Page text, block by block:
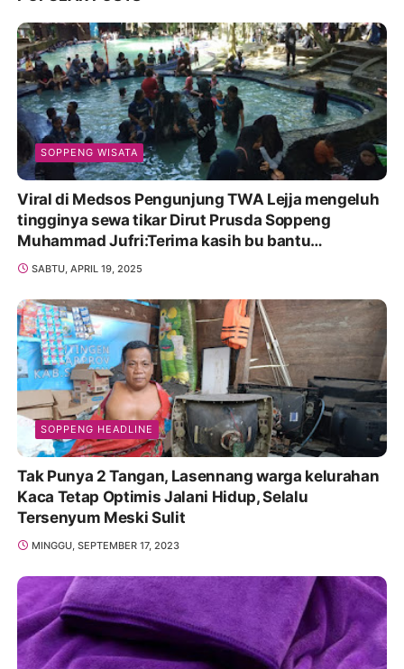
SOPPENG WISATA
Viral di Medsos Pengunjung TWA Lejja mengeluh
tingginya sewa tikar Dirut Prusda Soppeng
Muhammad Jufri:Terima kasih bu bantu
Promosikan
SABTU, APRIL 19, 2025
SOPPENG HEADLINE
Tak Punya 2 Tangan, Lasennang warga kelurahan
Kaca Tetap Optimis Jalani Hidup, Selalu
Tersenyum Meski Sulit
MINGGU, SEPTEMBER 17, 2023